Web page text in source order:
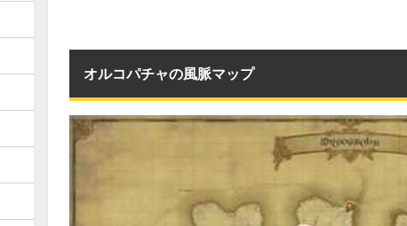
オルコパチャの風脈マップ